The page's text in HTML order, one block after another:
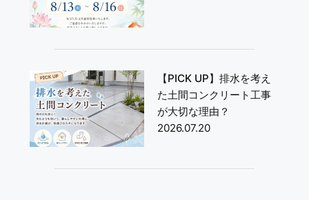
【PICK UP】排水を考え
た土間コンクリート工事
が大切な理由？
2026.07.20